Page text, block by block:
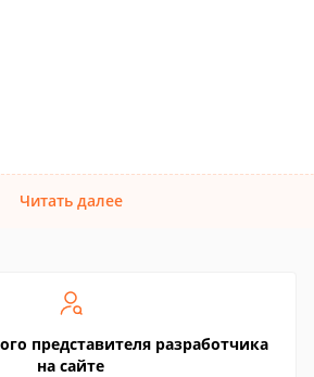
Читать далее
представителя разработчика
на сайте